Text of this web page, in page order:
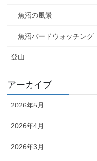
魚沼の風景
魚沼バードウォッチング
登山
アーカイブ
2026年5月
2026年4月
2026年3月